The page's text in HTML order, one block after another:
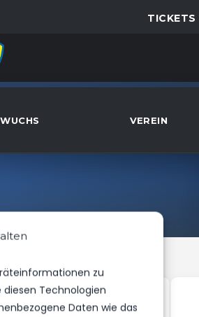
zu
Technologien
Daten wie das
TICKETS
VEREIN